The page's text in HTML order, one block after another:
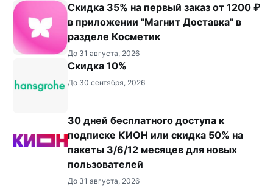
​Скидка 35% на первый заказ от 1200 ₽
в приложении "Магнит Доставка"​ в
разделе Косметик
До 31 августа, 2026
Скидка 10%
До 30 сентября, 2026
30 дней бесплатного доступа к
подписке КИОН или скидка 50% на
пакеты 3/6/12 месяцев для новых
пользователей
До 31 августа, 2026